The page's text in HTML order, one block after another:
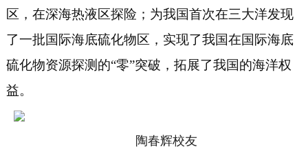
区，在深海热液区探险；为我国首次在三大洋发现
了一批国际海底硫化物区，实现了我国在国际海底
硫化物资源探测的“零”突破，拓展了我国的海洋权
益。
陶春辉校友